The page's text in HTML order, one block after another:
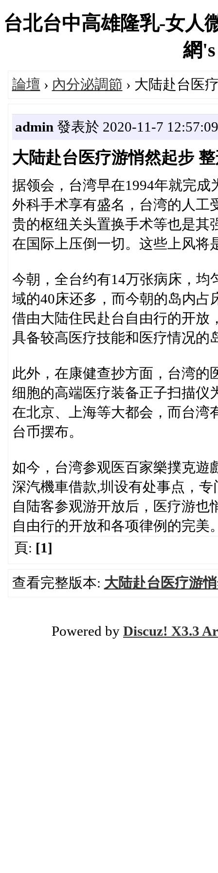
台北台中高雄隆乳-女人
網
論壇 › 內分泌調節 › 大陆赴台医
admin 發表於 2020-11-7 12:57:09
大陆赴台医疗游悄然起步
据领会，台湾早在1994年就完
外科手术享有盛名，台湾的人工
贵的枢纽关头置换手术等也是其
在国际上压倒一切。这些上风将
今朝，全台约有14万张病床，均
域的40床还多，而今朝的岛内占
借由大陆住民赴台自由行的开放
具备较高医疗技能和医疗情况的
此外，在康健查抄方面，台湾的
细胞的高端医疗装备正子扫描仪
在北京、上海等大都会，而台湾
台币摆布。
如今，台湾参观医百家樂撲克遊
深汽機車借款,圳设有处事点，
自陆客参观游开放后，医疗游
自由行的开放和各项律例的完美
頁: [1]
查看完整版本: 大陆赴台医疗游
Powered by Discuz! X3.3